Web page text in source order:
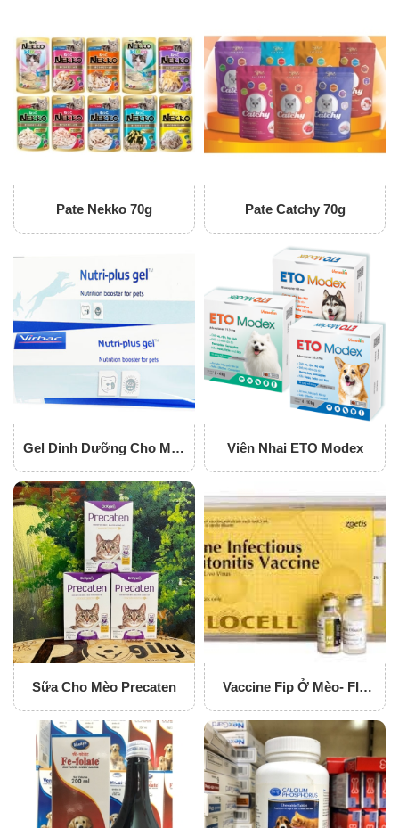
Pate Nekko 70g Pate Catchy 70g
Gel Dinh Dưỡng Cho Mèo
Viên Nhai ETO Modex
Sữa Cho Mèo Precaten
Vaccine Fip Ở Mèo- FIP